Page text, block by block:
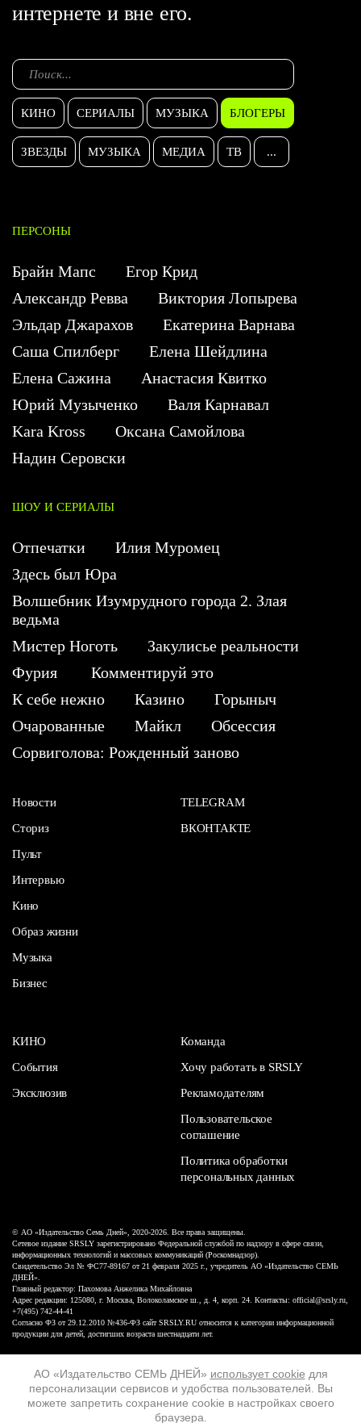
АО «Издательство СЕМЬ ДНЕЙ» использует cookie для
персонализации сервисов и удобства пользователей. Вы
можете запретить сохранение cookie в настройках своего
браузера.
интернете и вне его.
КИНО СЕРИАЛЫ МУЗЫКА БЛОГЕРЫ
ЗВЕЗДЫ МУЗЫКА МЕДИА ТВ ...
ПЕРСОНЫ
Брайн Мапс
Егор Крид
Александр Ревва
Виктория Лопырева
Эльдар Джарахов
Екатерина Варнава
Саша Спилберг
Елена Шейдлина
Елена Сажина
Анастасия Квитко
Юрий Музыченко
Валя Карнавал
Kara Kross
Оксана Самойлова
Надин Серовски
ШОУ И СЕРИАЛЫ
Отпечатки
Илия Муромец
Здесь был Юра
Волшебник Изумрудного города 2. Злая
ведьма
Мистер Ноготь
Закулисье реальности
Фурия
Комментируй это
К себе нежно
Казино
Горыныч
Очарованные
Майкл
Обсессия
Сорвиголова: Рожденный заново
Новости
Сториз
Пульт
Интервью
Кино
Образ жизни
Музыка
Бизнес
TELEGRAM
ВКОНТАКТЕ
КИНО
События
Эксклюзив
Команда
Хочу работать в SRSLY
Рекламодателям
Пользовательское
соглашение
Политика обработки
персональных данных
16+
© АО «Издательство Семь Дней», 2020-2026. Все права защищены.
Сетевое издание SRSLY зарегистрировано Федеральной службой по надзору в сфере связи,
информационных технологий и массовых коммуникаций (Роскомнадзор).
Свидетельство Эл № ФС77-89167 от 21 февраля 2025 г., учредитель АО «Издательство СЕМЬ
ДНЕЙ».
Главный редактор: Пахомова Анжелика Михайловна
Адрес редакции: 125080, г. Москва, Волоколамское ш., д. 4, корп. 24. Контакты: official@srsly.ru,
+7(495) 742-44-41
Согласно ФЗ от 29.12.2010 №436-ФЗ сайт SRSLY.RU относится к категории информационной
продукции для детей, достигших возраста шестнадцати лет.